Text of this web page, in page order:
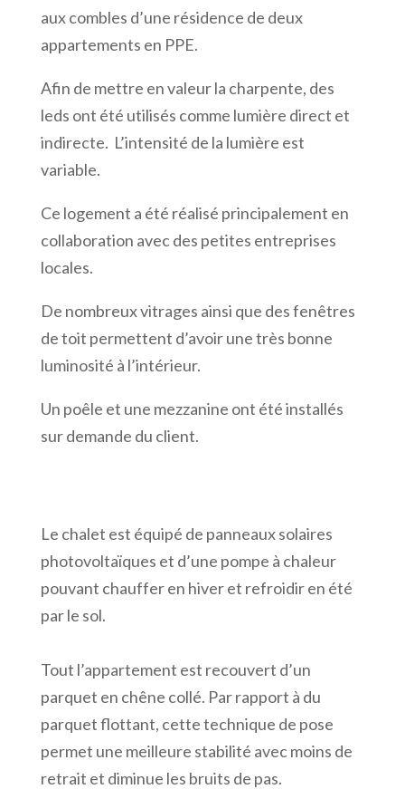
aux combles d’une résidence de deux
appartements en PPE.
Afin de mettre en valeur la charpente, des
leds ont été utilisés comme lumière direct et
indirecte. L’intensité de la lumière est
variable.
Ce logement a été réalisé principalement en
collaboration avec des petites entreprises
locales.
De nombreux vitrages ainsi que des fenêtres
de toit permettent d’avoir une très bonne
luminosité à l’intérieur.
Un poêle et une mezzanine ont été installés
sur demande du client.
Le chalet est équipé de panneaux solaires
photovoltaïques et d’une pompe à chaleur
pouvant chauffer en hiver et refroidir en été
par le sol.
Tout l’appartement est recouvert d’un
parquet en chêne collé. Par rapport à du
parquet flottant, cette technique de pose
permet une meilleure stabilité avec moins de
retrait et diminue les bruits de pas.